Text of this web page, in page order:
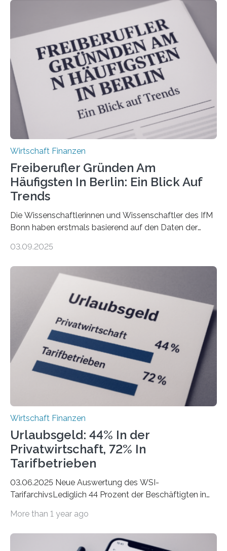
Bundesverbands Deutscher Versicherungskaufleute e.V.
durchgeführt haben. Die Studie basiert auf den
Antworten von 1.440 selbstständigen
Versicherungsvertreter*innen und -makler*innen. Ein
Ergebnis: Deutlich mehr als die Hälfte der Befragten ist
über 50 Jahre alt und wird in den nächsten Jahren eine
Nachfolgeregelung benötigen. Aber nur ein Drittel hat
bereits Regelungen…
Wirtschaft Finanzen
Freiberufler Gründen Am
Häufigsten In Berlin: Ein Blick Auf
Trends
Die Wissenschaftlerinnen und Wissenschaftler des IfM
Bonn haben erstmals basierend auf den Daten der
Landkreise mit den meisten Gründungen von
ist demnach Berlin. Betrachtet man nur die Gründungen
der Freiberuflerinnen, so liegt Leipzig an der Spitze. In
Berlin starteten in 2024 die meisten Personen in eine
eigene freiberufliche Existenz, dahinter folgten die
Städte Hamburg, München und Köln. Betrachtet man
hingegen die Existenzgründungsintensität – die Anzahl
der freiberuflichen Gründungen je…
03.09.2025
Wirtschaft Finanzen
Urlaubsgeld: 44% In der
Privatwirtschaft, 72% In
Tarifbetrieben
03.06.2025 Neue Auswertung des WSI-
TarifarchivsLediglich 44 Prozent der Beschäftigten in
tarifgebundenen Betrieben ist der Anteil mit 72 Prozent
Unterkünfte fast überall deutlich teurer geworden. Für
More than 1 year ago